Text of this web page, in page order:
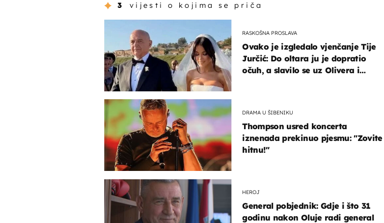
3 vijesti o kojima se priča
RASKOŠNA PROSLAVA
Ovako je izgledalo vjenčanje Tije
Jurčić: Do oltara ju je dopratio
očuh, a slavilo se uz Olivera i
DRAMA U ŠIBENIKU
Thompson usred koncerta
iznenada prekinuo pjesmu: "Zovite
hitnu!"
HEROJ
General pobjednik: Gdje i što 31
godinu nakon Oluje radi general